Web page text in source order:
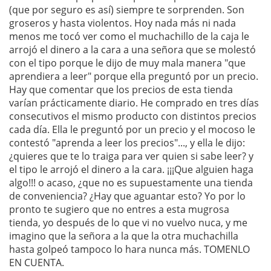
(que por seguro es así) siempre te sorprenden. Son
groseros y hasta violentos. Hoy nada más ni nada
menos me tocó ver como el muchachillo de la caja le
arrojó el dinero a la cara a una señora que se molestó
con el tipo porque le dijo de muy mala manera "que
aprendiera a leer" porque ella preguntó por un precio.
Hay que comentar que los precios de esta tienda
varían prácticamente diario. He comprado en tres días
consecutivos el mismo producto con distintos precios
cada día. Ella le preguntó por un precio y el mocoso le
contestó "aprenda a leer los precios"..., y ella le dijo:
¿quieres que te lo traiga para ver quien si sabe leer? y
el tipo le arrojó el dinero a la cara. ¡¡¡Que alguien haga
algo!!! o acaso, ¿que no es supuestamente una tienda
de conveniencia? ¿Hay que aguantar esto? Yo por lo
pronto te sugiero que no entres a esta mugrosa
tienda, yo después de lo que vi no vuelvo nuca, y me
imagino que la señora a la que la otra muchachilla
hasta golpeó tampoco lo hara nunca más. TOMENLO
EN CUENTA.